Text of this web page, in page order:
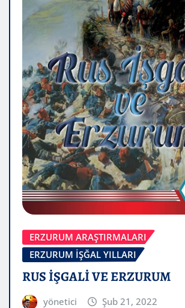
ERZURUM ARAŞTIRMALARI
ERZURUM İŞĞAL YILLARI
RUS İŞGALİ VE ERZURUM
yönetici Şub 21, 2022